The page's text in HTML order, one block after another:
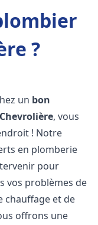
?
un bon
, vous
! Notre
en plomberie
pour
vos problèmes de
chauffage et de
offrons une